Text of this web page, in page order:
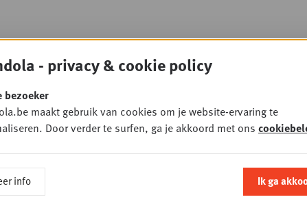
de winkelrekken
(CEO Douglas
- privacy & cookie policy
bezoeker
maakt gebruik van cookies om je website-ervaring te
Door verder te surfen, ga je akkoord met ons
info Ik ga